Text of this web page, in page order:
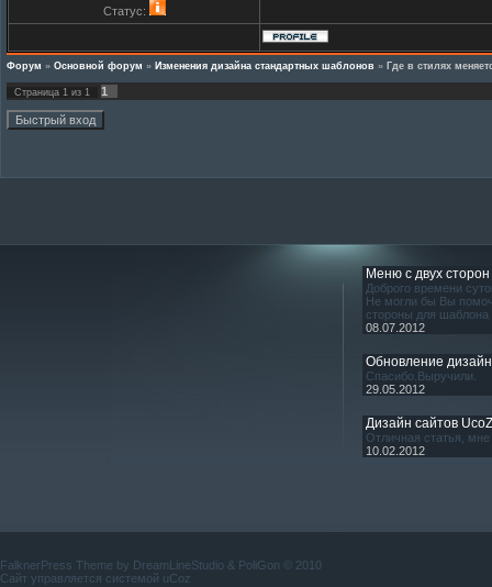
Статус:
Форум » Основной форум » Изменения дизайна стандартных шаблонов » Где в стилях
Страница 1 из 1 1
Меню с двух
Доброго времени
Не могли бы Вы
стороны для шаблона
08.07.2012
Обновление
Спасибо.Выручили.
29.05.2012
Дизайн сайтов UcoZ
Отличная статья,
10.02.2012
FalknerPress Theme by DreamLineStudio & PoliGon © 2010
Сайт управляется системой uCoz